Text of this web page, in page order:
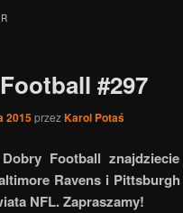
#297
2015przezKarol Potaś
Football
Ravens i
NFL. Zapraszamy!